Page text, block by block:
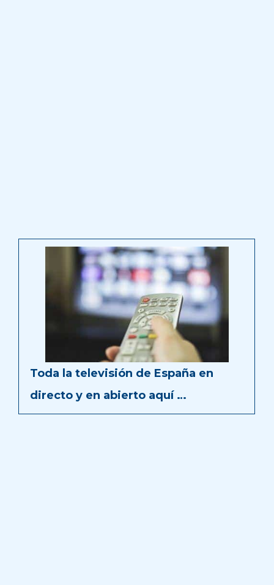
Toda la televisión de España en
directo y en abierto aquí …